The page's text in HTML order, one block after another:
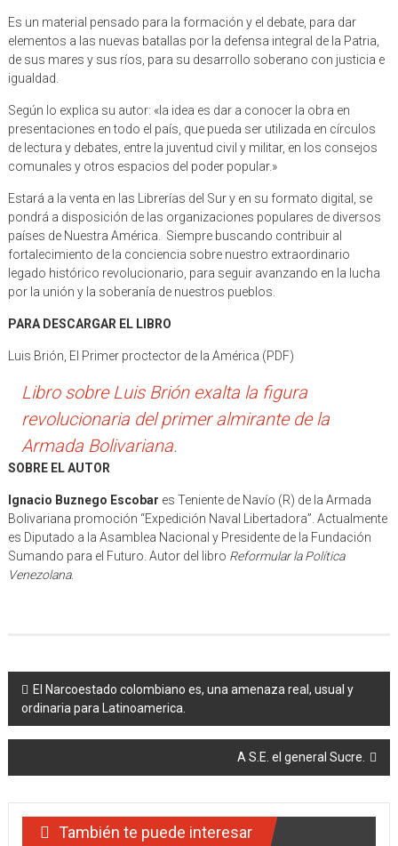
Es un material pensado para la formación y el debate, para dar
elementos a las nuevas batallas por la defensa integral de la Patria,
de sus mares y sus ríos, para su desarrollo soberano con justicia e
igualdad.
Según lo explica su autor: «la idea es dar a conocer la obra en
presentaciones en todo el país, que pueda ser utilizada en círculos
de lectura y debates, entre la juventud civil y militar, en los consejos
comunales y otros espacios del poder popular.»
Estará a la venta en las Librerías del Sur y en su formato digital, se
pondrá a disposición de las organizaciones populares de diversos
países de Nuestra América. Siempre buscando contribuir al
fortalecimiento de la conciencia sobre nuestro extraordinario
legado histórico revolucionario, para seguir avanzando en la lucha
por la unión y la soberanía de nuestros pueblos.
PARA DESCARGAR EL LIBRO
Luis Brión, El Primer proctector de la América (PDF)
Libro sobre Luis Brión exalta la figura
revolucionaria del primer almirante de la
Armada Bolivariana.
SOBRE EL AUTOR
Ignacio Buznego Escobar es Teniente de Navío (R) de la Armada
Bolivariana promoción “Expedición Naval Libertadora”. Actualmente
es Diputado a la Asamblea Nacional y Presidente de la Fundación
Sumando para el Futuro. Autor del libro Reformular la Política
Venezolana.
Navegación
de
El Narcoestado colombiano es, una amenaza real, usual y
ordinaria para Latinoamerica.
A S.E. el general Sucre.
También te puede interesar